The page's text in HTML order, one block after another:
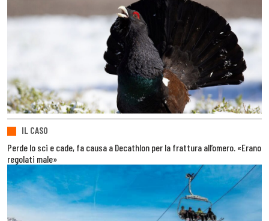
IL CASO
Perde lo sci e cade, fa causa a Decathlon per la frattura all’omero. «Erano
regolati male»